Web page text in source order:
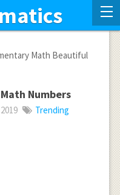
Math Beautiful
Numbers
Trending